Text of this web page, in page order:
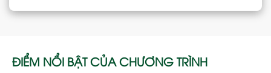
ĐIỂM NỔI BẬT CỦA CHƯƠNG TRÌNH